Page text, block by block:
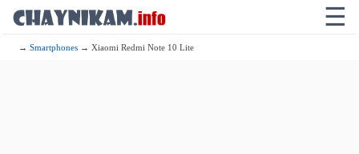
☰
→Smartphones → Xiaomi Redmi Note 10 Lite